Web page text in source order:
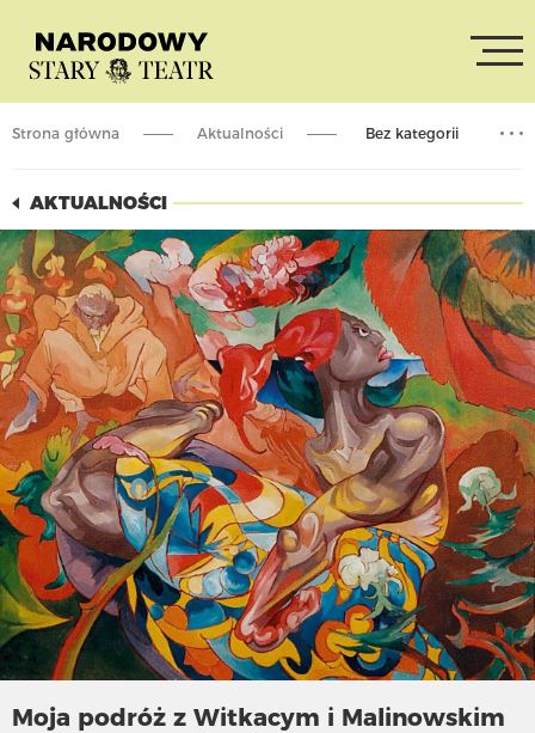
Strona główna Bez kategorii
Aktualności
AKTUALNOŚCI
Moja podróż z Witkacym i Malinowskim